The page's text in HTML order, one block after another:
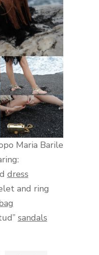
Maria Barile
dress
and ring
sandals